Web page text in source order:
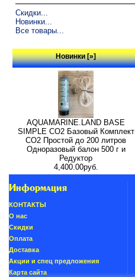
Скидки...
Новинки...
Все товары...
Новинки [»]
AQUAMARINE.LAND BASE
SIMPLE СО2 Базовый Комплект
СО2 Простой до 200 литров
Одноразовый балон 500 г и
Редуктор
4,400.00руб.
Информация
КОНТАКТЫ
О нас
Скидки
Oплатa
Доставка
Акции и спец предложения
Карта сайта